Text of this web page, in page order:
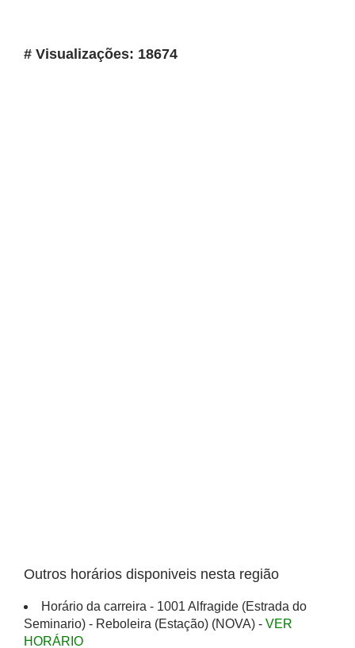
# Visualizações: 18674
Outros horários disponiveis nesta região
Horário da carreira - 1001 Alfragide (Estrada do
Seminario) - Reboleira (Estação) (NOVA) - VER
HORÁRIO